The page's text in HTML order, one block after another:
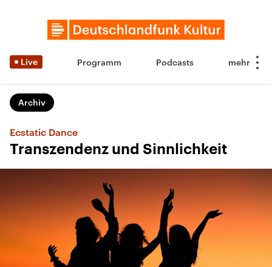
Live Programm Podcasts
Archiv
Ecstatic Dance
Transzendenz und Sinnlichkeit